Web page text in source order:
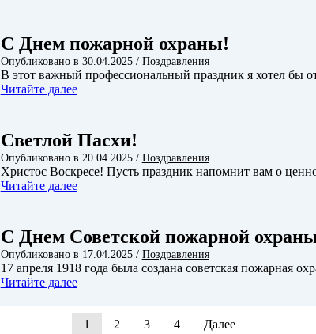
С Днем пожарной охраны!
Опубликовано в 30.04.2025/ Поздравления
В этот важный профессиональный праздник я хотел бы
Читайте далее
Светлой Пасхи!
Опубликовано в 20.04.2025/ Поздравления
Христос Воскресе! Пусть праздник напомнит вам о
Читайте далее
С Днем Советской пожарной
Опубликовано в 17.04.2025/ Поздравления
17 апреля 1918 года была создана советская пожарная
Читайте далее
1 2 3 4 Далее